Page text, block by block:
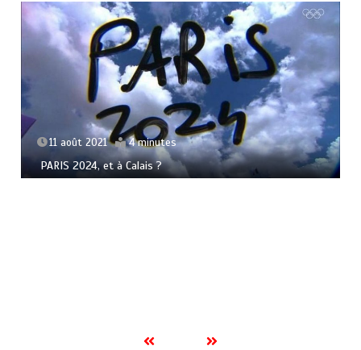
11 août 2021 4 minutes
PARIS 2024, et à Calais ?